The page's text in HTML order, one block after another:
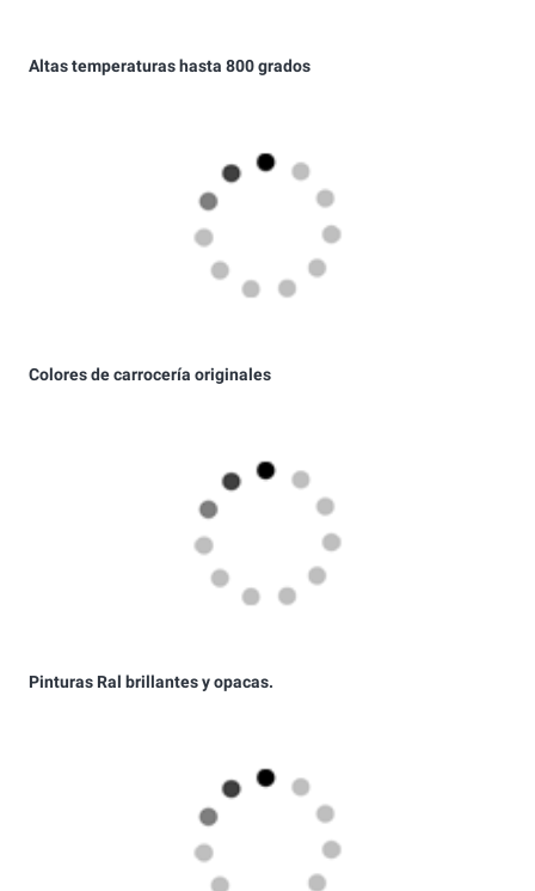
Pinturas Ral brillantes y opacas.
Pinturas y pigmentos fosforescentes
Pinturas y pigmentos reflectantes